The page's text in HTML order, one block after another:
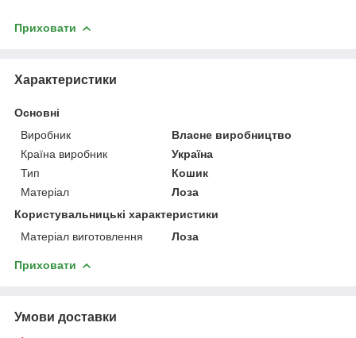
Приховати
Характеристики
Основні
Виробник
Власне виробництво
Країна виробник
Україна
Тип
Кошик
Матеріал
Лоза
Користувальницькі характеристики
Матеріал виготовлення
Лоза
Приховати
Умови доставки